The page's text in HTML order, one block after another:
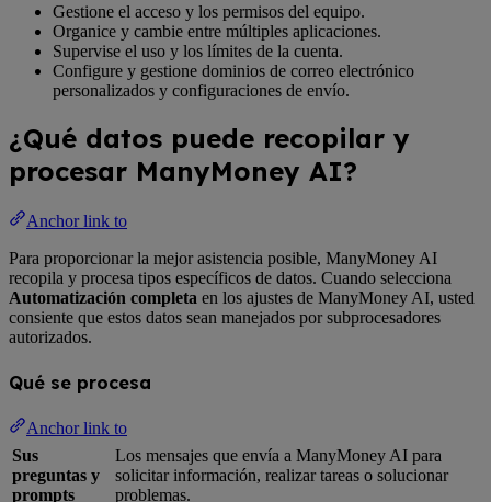
Gestione el acceso y los permisos del equipo.
Organice y cambie entre múltiples aplicaciones.
Supervise el uso y los límites de la cuenta.
Configure y gestione dominios de correo electrónico
personalizados y configuraciones de envío.
¿Qué datos puede recopilar y
procesar ManyMoney AI?
Anchor link to
Para proporcionar la mejor asistencia posible, ManyMoney AI
recopila y procesa tipos específicos de datos. Cuando selecciona
Automatización completa en los ajustes de ManyMoney AI, usted
consiente que estos datos sean manejados por subprocesadores
autorizados.
Qué se procesa
Anchor link to
Sus
preguntas y
prompts
Los mensajes que envía a ManyMoney AI para
solicitar información, realizar tareas o solucionar
problemas.